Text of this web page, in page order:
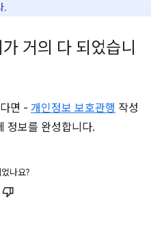
.
거의 다 되었습니
면 - 개인정보 보호관행 작성
정보를 완성합니다.
나요?